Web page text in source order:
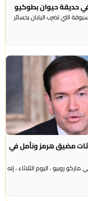
التي تضرب اليابان بخسائر
مضيق هرمز ونأمل في
روبيو ، اليوم الثلاثاء ، إنه